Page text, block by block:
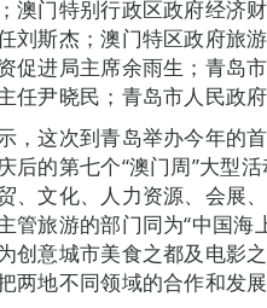
澳门特别行政区政府经济
刘斯杰；澳门特区政府旅
促进局主席余雨生；青岛
任尹晓民；青岛市人民政
，这次到青岛举办今年的
后的第七个“澳门周”大型
、文化、人力资源、会展
管旅游的部门同为“中国海
创意城市美食之都及电影
两地不同领域的合作和发展